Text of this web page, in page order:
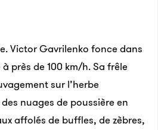
Victor Gavrilenko fonce dans
près de 100 km/h. Sa frêle
sur l’herbe
nuages de poussière en
affolés de buffles, de zèbres,